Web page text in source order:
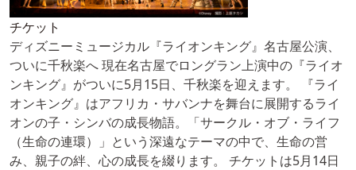
チケット
ディズニーミュージカル『ライオンキング』名古屋公演、
ついに千秋楽へ 現在名古屋でロングラン上演中の『ライオ
ンキング』がついに5月15日、千秋楽を迎えます。 『ライ
オンキング』はアフリカ・サバンナを舞台に展開するライ
オンの子・シンバの成長物語。「サークル・オブ・ライフ
（生命の連環）」という深遠なテーマの中で、生命の営
み、親子の絆、心の成長を綴ります。 チケットは5月14日